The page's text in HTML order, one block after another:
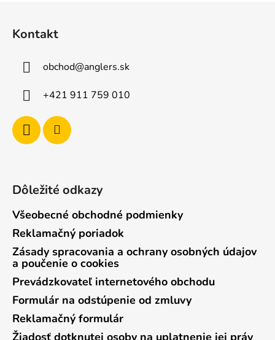
Kontakt
obchod@anglers.sk
+421 911 759 010
Dôležité odkazy
Všeobecné obchodné podmienky
Reklamačný poriadok
Zásady spracovania a ochrany osobných údajov
a poučenie o cookies
Prevádzkovateľ internetového obchodu
Formulár na odstúpenie od zmluvy
Reklamačný formulár